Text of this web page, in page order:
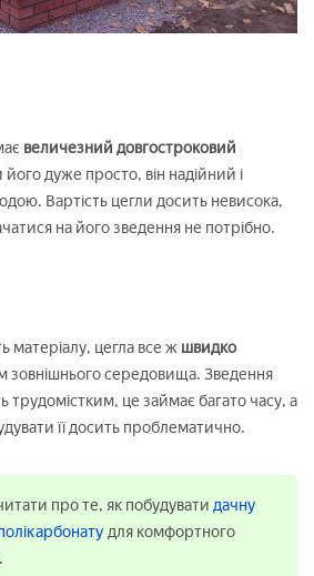
величезний довгостроковий
дуже просто, він надійний і
Вартість цегли досить невисока,
на його зведення не потрібно.
матеріалу, цегла все ж швидко
зовнішнього середовища. Зведення
трудомістким, це займає багато часу, а
її досить проблематично.
про те, як побудувати дачну
для комфортного